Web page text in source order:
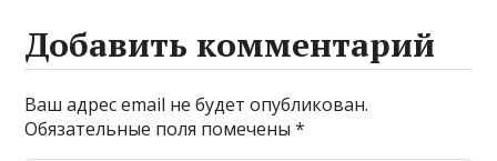
Добавить комментарий
Ваш адрес email не будет опубликован.
Обязательные поля помечены*